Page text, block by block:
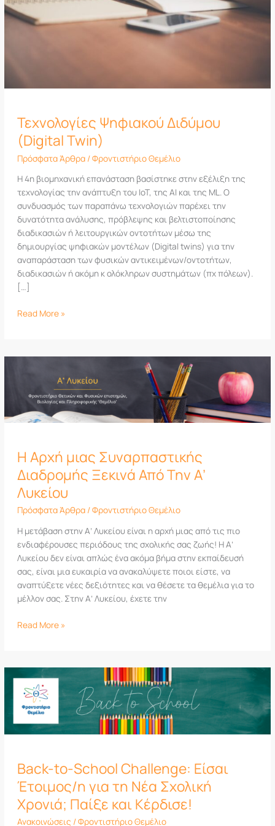
Τεχνολογίες Ψηφιακού Διδύμου
(Digital Twin)
Πρόσφατα Άρθρα/Φροντιστήριο Θεμέλιο
Η 4η βιομηχανική επανάσταση βασίστηκε στην εξέλιξη της
τεχνολογίας την ανάπτυξη του IoT, της AI και της ΜL. Ο
συνδυασμός των παραπάνω τεχνολογιών παρέχει την
δυνατότητα ανάλυσης, πρόβλεψης και βελτιστοποίησης
διαδικασιών ή λειτουργικών οντοτήτων μέσω της
δημιουργίας ψηφιακών μοντέλων (Digital twins) για την
αναπαράσταση των φυσικών αντικειμένων/οντοτήτων,
διαδικασιών ή ακόμη κ ολόκληρων συστημάτων (πχ πόλεων).
[…]
Read More »
Η Αρχή μιας Συναρπαστικής
Διαδρομής Ξεκινά Από Την Α’
Λυκείου
Πρόσφατα Άρθρα/Φροντιστήριο Θεμέλιο
Η μετάβαση στην Α’ Λυκείου είναι η αρχή μιας από τις πιο
ενδιαφέρουσες περιόδους της σχολικής σας ζωής! Η Α’
Λυκείου δεν είναι απλώς ένα ακόμα βήμα στην εκπαίδευσή
σας, είναι μια ευκαιρία να ανακαλύψετε ποιοι είστε, να
αναπτύξετε νέες δεξιότητες και να θέσετε τα θεμέλια για το
μέλλον σας. Στην Α’ Λυκείου, έχετε την
Συναρπαστικής
Διαδρομής
Την
Α’
Λυκείου
Read More »
Back-to-School Challenge: Είσαι
Έτοιμος/η για τη Νέα Σχολική
Χρονιά; Παίξε και Κέρδισε!
Ανακοινώσεις /Φροντιστήριο Θεμέλιο
Back-
to-
School
Challenge:
Είσαι
για
τη
Νέα
Σχολική
Χρονιά;